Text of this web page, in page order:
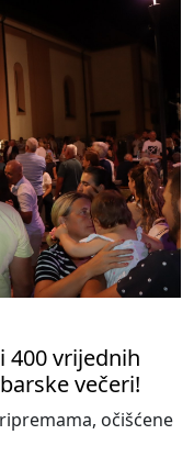
400 vrijednih
večeri!
očišćene